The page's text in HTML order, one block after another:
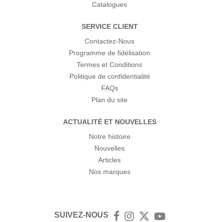
Catalogues
SERVICE CLIENT
Contactez-Nous
Programme de fidélisation
Termes et Conditions
Politique de confidentialité
FAQs
Plan du site
ACTUALITÉ ET NOUVELLES
Notre histoire
Nouvelles
Articles
Nos marques
SUIVEZ-NOUS FacebookInstagram
TwitterYouTube